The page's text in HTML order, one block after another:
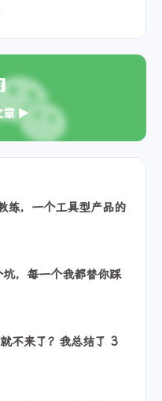
练，一个工具型产品的
，每一个我都替你踩
不来了？我总结了 3